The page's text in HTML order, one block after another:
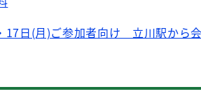
17日(月)ご参加者向け 立川駅から